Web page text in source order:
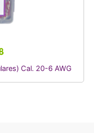
Cal. 20-6 AWG